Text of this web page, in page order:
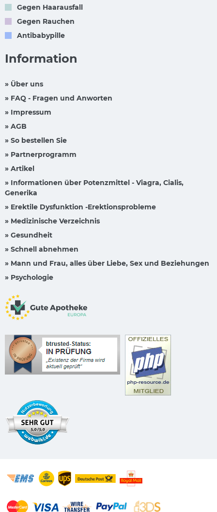
Gegen Haarausfall
Gegen Rauchen
Antibabypille
Information
» Über uns
» FAQ - Fragen und Anworten
» Impressum
» AGB
» So bestellen Sie
» Partnerprogramm
» Artikel
» Informationen über Potenzmittel - Viagra, Cialis,
Generika
» Erektile Dysfunktion -Erektionsprobleme
» Medizinische Verzeichnis
» Gesundheit
» Schnell abnehmen
» Mann und Frau, alles über Liebe, Sex und Beziehungen
» Psychologie